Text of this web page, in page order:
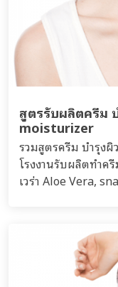
สูตรรับผลิตครีม
moisturizer
รวมสูตรครีม บำรุง
โรงงานรับผลิตทำค
เวร่า Aloe Vera,